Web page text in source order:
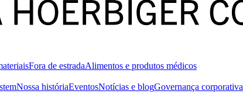
Fora de estradaAlimentos e produtos médicos
Nossa históriaEventosNotícias e blogGovernança corporativa